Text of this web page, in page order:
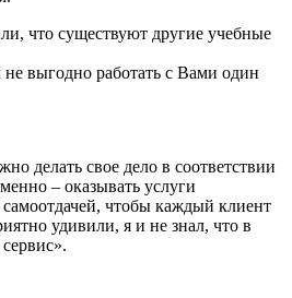
что существуют другие учебные
выгодно работать с Вами один
делать свое дело в соответствии
– оказывать услуги
чтобы каждый клиент
удивили, я и не знал, что в